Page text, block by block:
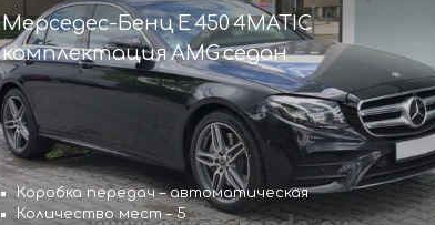
Мерседес-Бенц E 450 4MATIC
комплектация AMG седан
Коробка передач – автоматическая
Количество мест – 5